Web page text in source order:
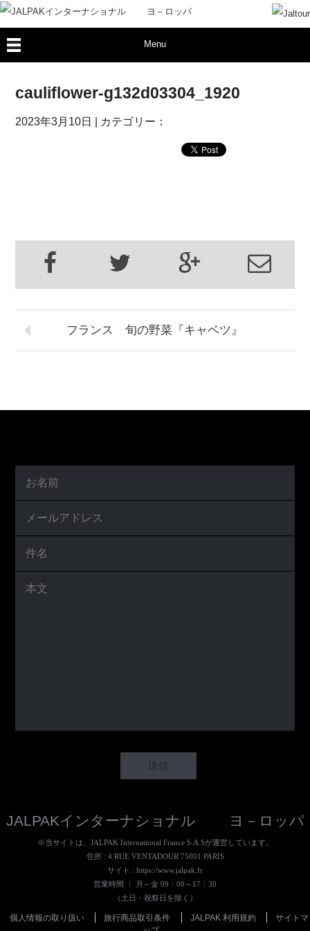
Menu
cauliflower-g132d03304_1920
2023年3月10日 | カテゴリー：
フランス 旬の野菜『キャベツ』
JALPAKインターナショナル ヨ－ロッパ
※当サイトは、JALPAK International France S.A.Sが運営しています。
住所 : 4 RUE VENTADOUR 75001 PARIS
サイト : https://www.jalpak.fr
営業時間 ： 月～金 09：00～17：30
（土日・祝祭日を除く）
個人情報の取り扱い 旅行商品取引条件 JALPAK 利用規約
サイトマ